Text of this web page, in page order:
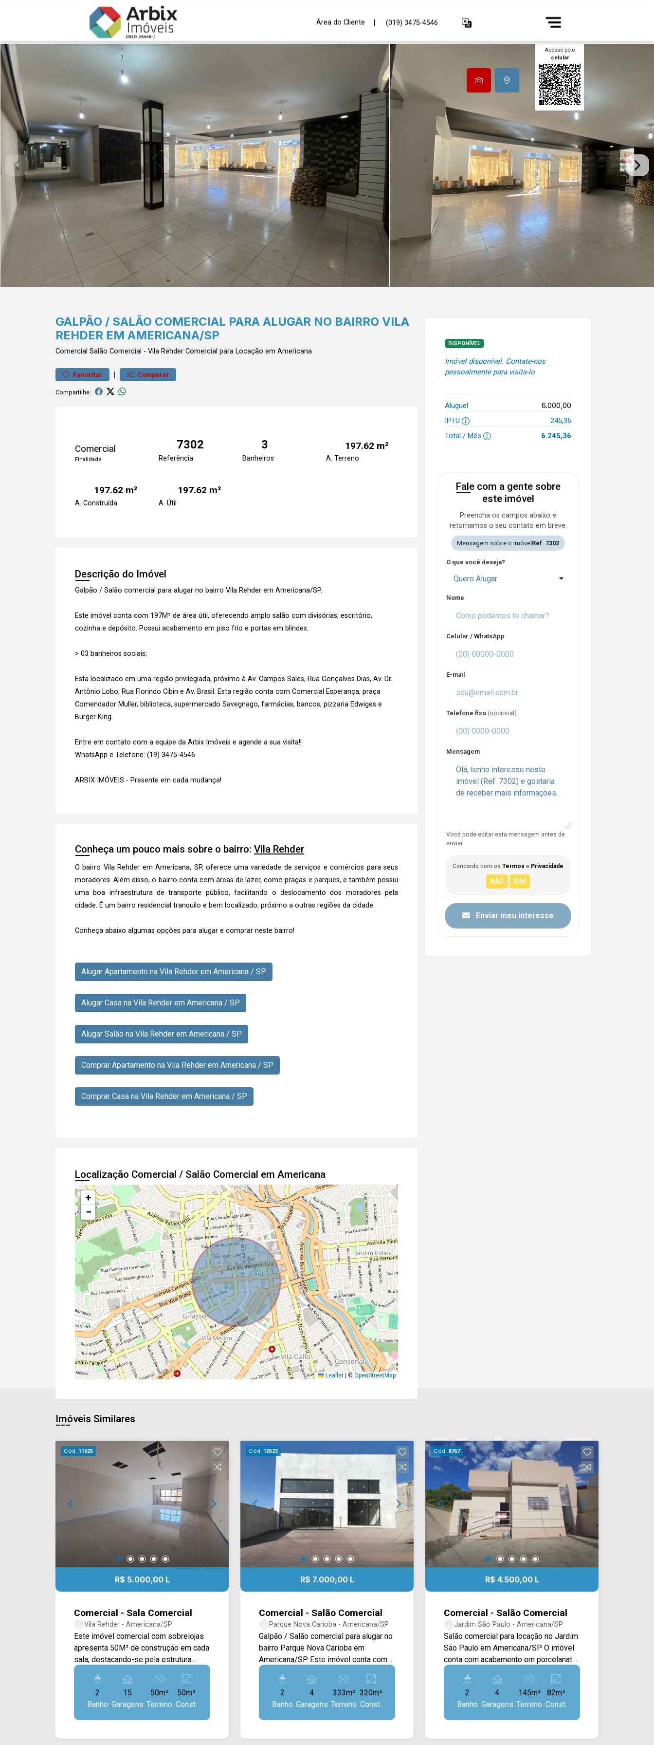
Área do Cliente | (019) 3475-4546
Acesse pelo
celular
GALPÃO / SALÃO COMERCIAL PARA ALUGAR NO BAIRRO VILA
REHDER EM AMERICANA/SP
Comercial Salão Comercial - Vila Rehder Comercial para Locação em Americana
Favoritar | Comparar
Compartilhe:
Comercial
Finalidade
7302
Referência
3
Banheiros
197.62 m²
A. Terreno
197.62 m²
A. Construída
197.62 m²
A. Útil
Descrição do Imóvel
Galpão / Salão comercial para alugar no bairro Vila Rehder em Americana/SP.
Este imóvel conta com 197M² de área útil, oferecendo amplo salão com divisórias, escritório,
cozinha e depósito. Possui acabamento em piso frio e portas em blindex.
> 03 banheiros sociais;
Esta localizado em uma região privilegiada, próximo à Av. Campos Sales, Rua Gonçalves Dias, Av. Dr.
Antônio Lobo, Rua Florindo Cibin e Av. Brasil. Esta região conta com Comercial Esperança, praça
Comendador Muller, biblioteca, supermercado Savegnago, farmácias, bancos, pizzaria Edwiges e
Burger King.
Entre em contato com a equipe da Arbix Imóveis e agende a sua visita!!
WhatsApp e Telefone: (19) 3475-4546
ARBIX IMÓVEIS - Presente em cada mudança!
Conheça um pouco mais sobre o bairro: Vila Rehder
O bairro Vila Rehder em Americana, SP, oferece uma variedade de serviços e comércios para seus
moradores. Além disso, o bairro conta com áreas de lazer, como praças e parques, e também possui
uma boa infraestrutura de transporte público, facilitando o deslocamento dos moradores pela
cidade. É um bairro residencial tranquilo e bem localizado, próximo a outras regiões da cidade.
Conheça abaixo algumas opções para alugar e comprar neste bairro!
Alugar Apartamento na Vila Rehder em Americana / SP
Alugar Casa na Vila Rehder em Americana / SP
Alugar Salão na Vila Rehder em Americana / SP
Comprar Apartamento na Vila Rehder em Americana / SP
Comprar Casa na Vila Rehder em Americana / SP
Localização Comercial / Salão Comercial em Americana
+
−
Leaflet | © OpenStreetMap
DISPONÍVEL
Imóvel disponível. Contate-nos
pessoalmente para visita-lo
Aluguel 6.000,00
IPTU
245,36
Total / Mês
6.245,36
Fale com a gente sobre
este imóvel
Preencha os campos abaixo e
retornamos o seu contato em breve.
Mensagem sobre o imóvel Ref. 7302
O que você deseja?
Quero Alugar
Nome
Celular / WhatsApp
E-mail
Telefone fixo (opcional)
Mensagem
Você pode editar esta mensagem antes de
enviar.
Concordo com os Termos e Privacidade
Enviar meu interesse
Imóveis Similares
Cód. 11625
R$ 5.000,00 L
Comercial - Sala Comercial
Vila Rehder - Americana/SP
Este imóvel comercial com sobrelojas
apresenta 50M² de construção em cada
sala, destacando-se pela estrutura
moderna, excelente visibilidade e
versatilidade de uso, com hall de
entrada e recepção com banheiros e
espaço de espera, ideal para empresas
que buscam posicionamento
disponibilidade de vagas rotativas é um
2
Banho
15
Garagens
50m²
Terreno
50m²
Const.
Cód. 10523
R$ 7.000,00 L
Comercial - Salão Comercial
Parque Nova Carioba - Americana/SP
Galpão / Salão comercial para alugar no
bairro Parque Nova Carioba em
Americana/SP. Este imóvel conta com
333M² de terreno e 320M² de
construção, sendo distribuídos em um
amplo salão com mezanino, copa e
acabamento em piso frio. > 02
banheiros; > 04 vagas de garagem.
próximo à Av. do Compositor, Av.
2
Banho
4
Garagens
333m²
Terreno
320m²
Const.
Cód. 8767
R$ 4.500,00 L
Comercial - Salão Comercial
Jardim São Paulo - Americana/SP
Salão comercial para locação no Jardim
São Paulo em Americana/SP O imóvel
conta com acabamento em porcelanato,
detalhes em gesso, blindex, recepção,
copa e quintal nos fundos. > 04 salas
privativas; > 02 banheiros; > 04 vagas
de garagem, rotativas. Esta localizado
próximo a Av. de Cillo, Av. Brasil,
Club, restaurantes e entre outros, conta
2
Banho
4
Garagens
145m²
Terreno
82m²
Const.